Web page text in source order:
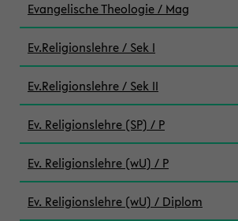
Evangelische Theologie / Mag
Ev.Religionslehre / Sek I
Ev.Religionslehre / Sek II
Ev. Religionslehre (SP) / P
Ev. Religionslehre (wU) / P
Ev. Religionslehre (wU) / Diplom